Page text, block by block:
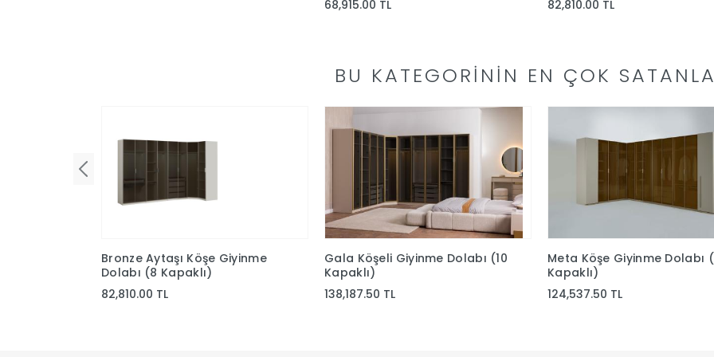
68,915.00 TL
82,810.00 TL
BU KATEGORININ EN ÇOK
Bronze Aytaşı Köşe Giyinme
Dolabı (8 Kapaklı)
82,810.00 TL
Gala Köşeli Giyinme Dolabı (10
Kapaklı)
138,187.50 TL
Meta Köşe Giyinme Dolabı
Kapaklı)
124,537.50 TL